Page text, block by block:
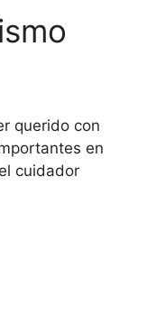
querido con
en
cuidador